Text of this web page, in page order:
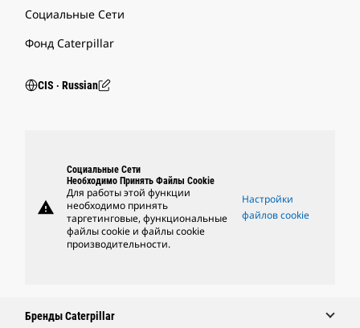
Социальные Сети
Фонд Caterpillar
CIS ‧ Russian
warning
Социальные Сети
Необходимо Принять Файлы Cookie
Для работы этой функции
необходимо принять
таргетинговые, функциональные
файлы cookie и файлы cookie
производительности.
Настройки
файлов cookie
Бренды Caterpillar